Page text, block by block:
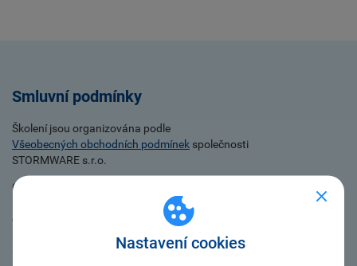
Nastavení cookies
Smluvní podmínky
Školení jsou organizována podle
Všeobecných obchodních podmínek společnosti
STORMWARE s.r.o.
Ceny standardizovaných kurzů jsou platné pro jednoho účastníka
a jsou uvedeny bez DPH. Změnit termín kurzu nebo stornovat
objednávku je možné bezplatně nejpozději
pracovního dne, který předchází původně objednanému termínu
školení. Cena školení není vratná v případě, že se přihlášený